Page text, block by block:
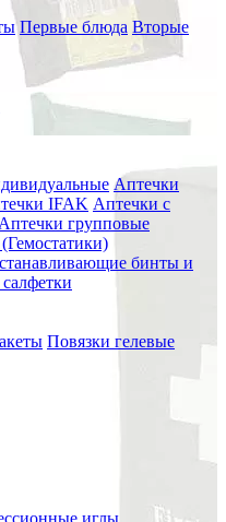
Первые блюда Вторые
Аптечки
IFAK Аптечки с
Аптечки групповые
бинты и
Повязки гелевые